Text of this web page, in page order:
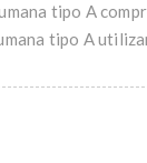
tipo A
tipo A